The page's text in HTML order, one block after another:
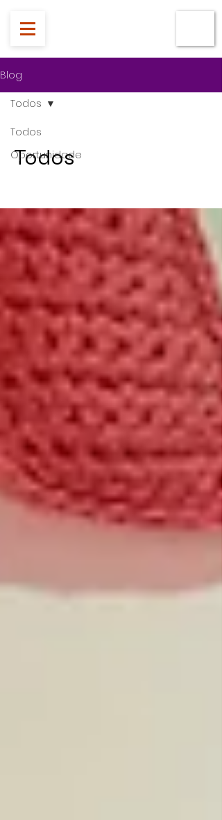
Blog
Todos
Oportunidade
Todos
Todos